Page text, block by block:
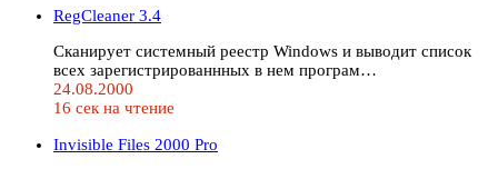
RegCleaner 3.4
Сканирует системный реестр Windows и выводит список
всех зарегистрированнных в нем програм…
24.08.2000
16 сек на чтение
Invisible Files 2000 Pro